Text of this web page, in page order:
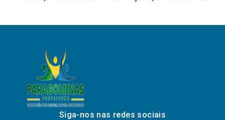
Siga-nos nas redes sociais